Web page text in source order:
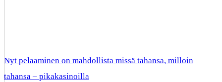
Nyt pelaaminen on mahdollista missä tahansa, milloin
tahansa – pikakasinoilla